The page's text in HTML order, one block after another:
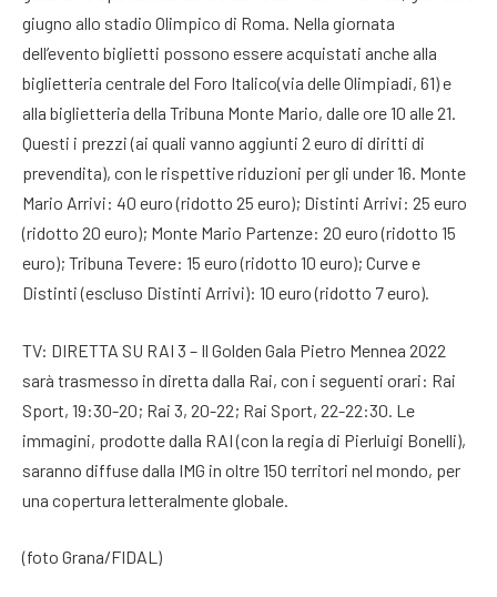
giugno allo stadio Olimpico di Roma. Nella giornata
dell’evento biglietti possono essere acquistati anche alla
biglietteria centrale del Foro Italico(via delle Olimpiadi, 61) e
alla biglietteria della Tribuna Monte Mario, dalle ore 10 alle 21.
Questi i prezzi (ai quali vanno aggiunti 2 euro di diritti di
prevendita), con le rispettive riduzioni per gli under 16. Monte
Mario Arrivi: 40 euro (ridotto 25 euro); Distinti Arrivi: 25 euro
(ridotto 20 euro); Monte Mario Partenze: 20 euro (ridotto 15
euro); Tribuna Tevere: 15 euro (ridotto 10 euro); Curve e
Distinti (escluso Distinti Arrivi): 10 euro (ridotto 7 euro).
TV: DIRETTA SU RAI 3 – Il Golden Gala Pietro Mennea 2022
sarà trasmesso in diretta dalla Rai, con i seguenti orari: Rai
Sport, 19:30-20; Rai 3, 20-22; Rai Sport, 22-22:30. Le
immagini, prodotte dalla RAI (con la regia di Pierluigi Bonelli),
saranno diffuse dalla IMG in oltre 150 territori nel mondo, per
una copertura letteralmente globale.
(foto Grana/FIDAL)